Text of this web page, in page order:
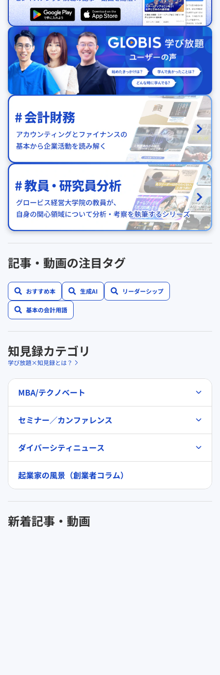
記事・動画の注目タグ
おすすめ本 生成AI リーダーシップ
基本の会計用語
知見録カテゴリ
学び放題×知見録とは？
MBA/テクノベート
セミナー／カンファレンス
ダイバーシティニュース
起業家の風景（創業者コラム）
新着記事・動画